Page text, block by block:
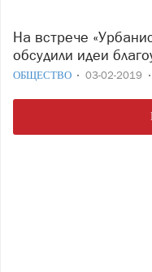
На встрече «Урбанистика в Йошкар-Оле»
обсудили идеи
ОБЩЕСТВО 03-02-2019